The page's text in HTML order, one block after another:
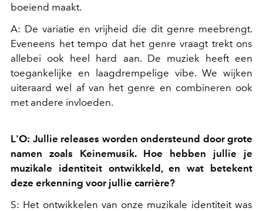
boeiend maakt.
A: De variatie en vrijheid die dit genre meebrengt.
Eveneens het tempo dat het genre vraagt trekt ons
allebei ook heel hard aan. De muziek heeft een
toegankelijke en laagdrempelige vibe. We wijken
uiteraard wel af van het genre en combineren ook
met andere invloeden.
L'O: Jullie releases worden ondersteund door grote
namen zoals Keinemusik. Hoe hebben jullie je
muzikale identiteit ontwikkeld, en wat betekent
deze erkenning voor jullie carrière?
S: Het ontwikkelen van onze muzikale identiteit was